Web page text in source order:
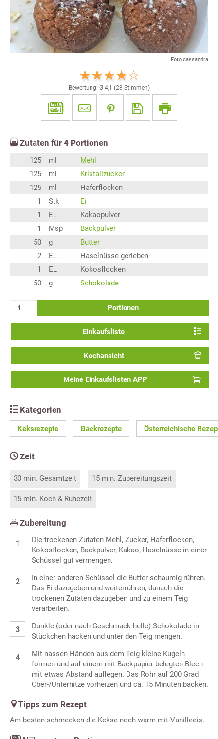
Foto cassandra
Bewertung: Ø 4,1 (28 Stimmen)
Zutaten für 4 Portionen
125 ml
Mehl
125
ml
Kristallzucker
125
ml
Haferflocken
1
Stk
Ei
1
EL
Kakaopulver
1
Msp
Backpulver
50
g
Butter
2
EL
Haselnüsse gerieben
1
EL
Kokosflocken
50
g Schokolade
Portionen
Einkaufsliste
Kochansicht
Meine Einkaufslisten APP
Kategorien
Keksrezepte Backrezepte Österreichische
Zeit
30 min. Gesamtzeit 15 min. Zubereitungszeit
15 min. Koch & Ruhezeit
Zubereitung
Die trockenen Zutaten Mehl, Zucker, Haferflocken,
Kokosflocken, Backpulver, Kakao, Haselnüsse in einer
Schüssel gut vermengen.
In einer anderen Schüssel die Butter schaumig rühren.
Das Ei dazugeben und weiterrühren, danach die
trockenen Zutaten dazugeben und zu einem Teig
verarbeiten.
Dunkle (oder nach Geschmack helle) Schokolade in
Stückchen hacken und unter den Teig mengen.
Mit nassen Händen aus dem Teig kleine Kugeln
formen und auf einem mit Backpapier belegten Blech
mit etwas Abstand auflegen. Das Rohr auf 200 Grad
Ober-/Unterhitze vorheizen und ca. 15 Minuten backen.
Tipps zum Rezept
Am besten schmecken die Kekse noch warm mit Vanilleeis.